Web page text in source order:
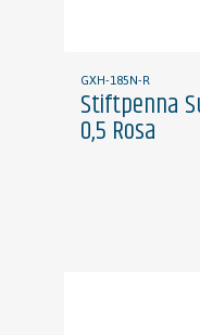
GXH-185N-R
Stiftpenna
0,5 Rosa